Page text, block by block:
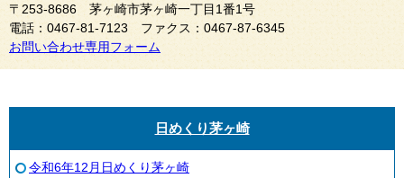
〒253-8686 茅ヶ崎市茅ヶ崎一丁目1番1号
電話：0467-81-7123 ファクス：0467-87-6345
お問い合わせ専用フォーム
日めくり茅ヶ崎
令和6年12月日めくり茅ヶ崎